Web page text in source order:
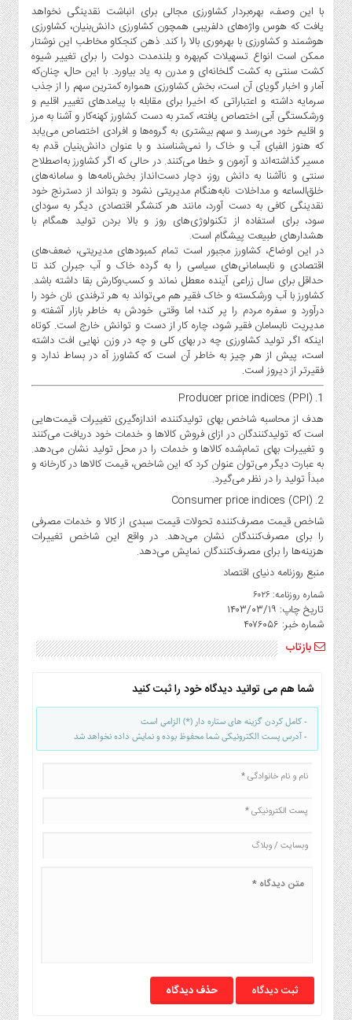
با این وصف، بهره‌‌‌بردار کشاورزی مجالی برای انباشت نقدینگی نخواهد
یافت که هوس واژه‌‌‌های دلفریبی همچون کشاورزی دانش‌بنیان، کشاورزی
هوشمند و کشاورزی با بهره‌وری بالا را کند. ذهن کنجکاو مخاطب این نوشتار
ممکن است انواع تسهیلات کم‌بهره و بلندمدت دولت را برای تغییر شیوه
کشت سنتی به کشت گلخانه‌‌‌ای و مدرن به یاد بیاورد. با این حال، چنان‌که
آمار و اخبار گویای آن است، بخش کشاورزی همواره کمترین سهم را از جذب
سرمایه داشته و اعتباراتی که اخیرا برای مقابله با پیامد‌‌‌های تغییر اقلیم و
ورشکستگی آبی اختصاص یافته، کمتر به دست کشاورز کهنه‌کار و آشنا به مرز
و اقلیم خود می‌رسد و سهم بیشتری به گروه‌‌‌ها و افرادی اختصاص می‌‌‌یابد
که هنوز الفبای آب و خاک را نمی‌شناسند و با عنوان دانش‌بنیان قدم به
مسیر گذاشته‌اند و آزمون و خطا می‌کنند. در حالی که اگر کشاورز به‌اصطلاح
سنتی و ناآشنا به دانش روز، دچار دست‌انداز بخش‌‌‌نامه‌‌‌ها و سامانه‌‌‌های
خلق‌الساعه و مداخلات نابه‌‌‌هنگام مدیریتی نشود و بتواند از دسترنج خود
نقدینگی کافی به دست آورد، مانند هر کنشگر اقتصادی دیگر به سودای
سود، برای استفاده از تکنولوژی‌‌‌های روز و بالا بردن تولید همگام با
هشدارهای طبیعت پیشگام است.
در این اوضاع، کشاورز مجبور است تمام کمبودهای مدیریتی، ضعف‌‌‌های
اقتصادی و نابسامانی‌‌‌های سیاسی را به گرده خاک و آب جبران کند تا
حداقل برای سال زراعی آینده معطل نماند و کسب‌وکارش بقا داشته باشد.
کشاورز با آب ورشکسته و خاک فقیر هم می‌‌‌تواند به هر ترفندی نان خود را
درآورد و سفره مردم را پر کند؛ اما وقتی خودش به خاطر بازار آشفته و
مدیریت نابسامان فقیر شود، چاره کار از دست و توانش خارج است. کوتاه
اینکه اگر تولید کشاورزی چه در بهای کلی و چه در وزن نهایی افت داشته
است، پیش از هر چیز به خاطر آن است که کشاورز آه در بساط ندارد و
فقیرتر از دیروز است.
1. Producer price indices (PPI)
هدف از محاسبه شاخص بهای تولیدکننده، اندازه‌‌‌گیری تغییرات قیمت‌هایی
است که تولیدکنندگان در ازای فروش کالاها و خدمات خود دریافت می‌کنند
و تغییرات بهای تمام‌شده کالاها و خدمات را در محل تولید نشان می‌دهد.
به عبارت دیگر می‌‌‌توان عنوان کرد که این شاخص، قیمت کالاها در کارخانه و
مبدأ تولید را در نظر می‌گیرد.
2. Consumer price indices (CPI)
شاخص قیمت مصرف‌کننده تحولات قیمت سبدی از کالا و خدمات مصرفی
را برای مصرف‌کنندگان نشان می‌دهد. در واقع این شاخص تغییرات
هزینه‌‌‌ها را برای مصرف‌کنندگان نمایش می‌دهد.
منبع روزنامه دنیای اقتصاد
شماره روزنامه: ۶۰۲۶
تاریخ چاپ: ۱۴۰۳/۰۳/۱۹
شماره خبر: ۴۰۷۶۰۵۶
بازتاب
شما هم می توانید دیدگاه خود را ثبت کنید
- کامل کردن گزینه های ستاره دار (*) الزامی است
- آدرس پست الکترونیکی شما محفوظ بوده و نمایش داده نخواهد شد
حذف دیدگاه